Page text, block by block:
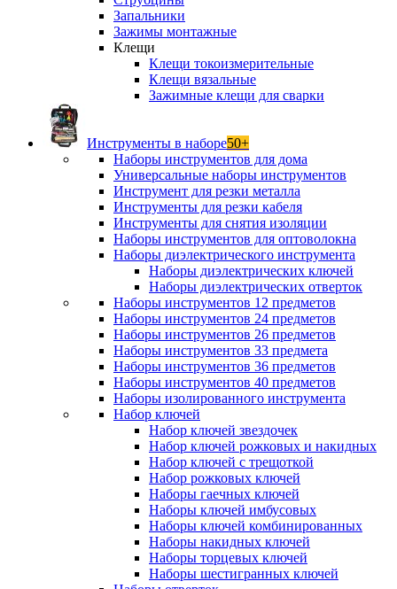
Запальники
Зажимы монтажные
Клещи
Клещи токоизмерительные
Клещи вязальные
Зажимные клещи для сварки
Инструменты в наборе50+
Наборы инструментов для дома
Универсальные наборы инструментов
Инструмент для резки металла
Инструменты для резки кабеля
Инструменты для снятия изоляции
Наборы инструментов для оптоволокна
Наборы диэлектрического инструмента
Наборы диэлектрических ключей
Наборы диэлектрических отверток
Наборы инструментов 12 предметов
Наборы инструментов 24 предметов
Наборы инструментов 26 предметов
Наборы инструментов 33 предмета
Наборы инструментов 36 предметов
Наборы инструментов 40 предметов
Наборы изолированного инструмента
Набор ключей
Набор ключей звездочек
Набор ключей рожковых и накидных
Набор ключей с трещоткой
Набор рожковых ключей
Наборы гаечных ключей
Наборы ключей имбусовых
Наборы ключей комбинированных
Наборы накидных ключей
Наборы торцевых ключей
Наборы шестигранных ключей